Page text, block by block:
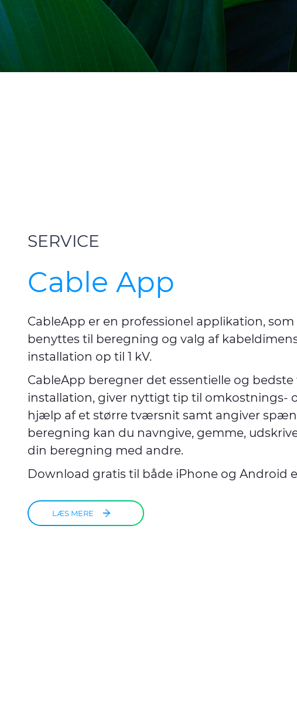
SERVICE
Cable App
CableApp er en professionel applikation, som
benyttes til beregning og valg af
installation op til 1 kV.
CableApp beregner det essentielle og
installation, giver nyttigt tip til omkostnings-
hjælp af et større tværsnit samt angiver
beregning kan du navngive, gemme,
din beregning med andre.
Download gratis til både iPhone og Android
LÆS MERE